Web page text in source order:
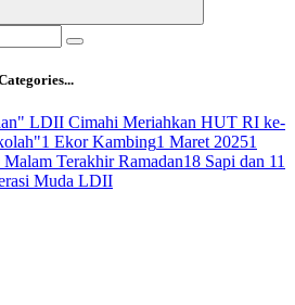
LDII Cimahi Meriahkan HUT RI ke-
1 Ekor Kambing1 Maret 20251
Malam Terakhir Ramadan18 Sapi dan 11
Muda LDII